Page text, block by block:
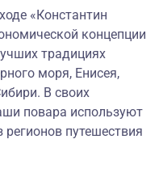
«Константин
концепции
традициях
моря, Енисея,
В своих
повара используют
путешествия